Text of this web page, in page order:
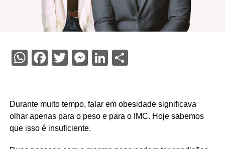
WhatsApp
Facebook
Twitter
Messenger
LinkedIn
Share
Durante muito tempo, falar em obesidade significava
olhar apenas para o peso e para o IMC. Hoje sabemos
que isso é insuficiente.